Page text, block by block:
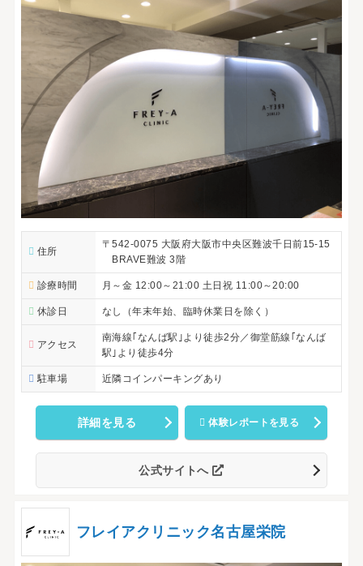
住所
〒542-0075 大阪府大阪市中央区難波千日前15-15
BRAVE難波 3階
診療時間 月～金 12:00～21:00 土日祝 11:00～20:00
休診日 なし（年末年始、臨時休業日を除く）
アクセス
南海線｢なんば駅｣より徒歩2分／御堂筋線｢なんば
駅｣より徒歩4分
駐車場 近隣コインパーキングあり
詳細を見る 体験レポートを見る
公式サイトへ
フレイアクリニック名古屋栄院